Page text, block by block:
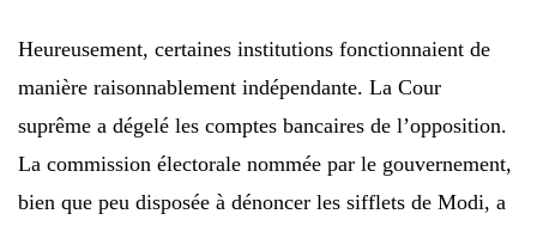
Heureusement, certaines institutions fonctionnaient de
manière raisonnablement indépendante. La Cour
suprême a dégelé les comptes bancaires de l’opposition.
La commission électorale nommée par le gouvernement,
bien que peu disposée à dénoncer les sifflets de Modi, a